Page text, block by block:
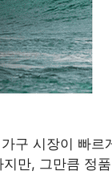
구 시장이 빠르
만, 그만큼 정